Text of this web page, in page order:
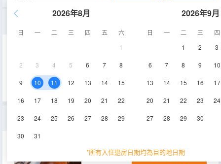
2026年8月
日 一 二 三 四 五
六
1
2 3 4 5 6 7 8
9 10 11 12 13 14 15
16 17 18 19 20 21 22
23 24 25 26 27 28 29
30 31
2026年9月
日 一 二 三
四
1
2 3
6 7 8 9 10
13 14 15 16 17
20 21 22 23 24
27 28 29 30
*所有入住退房日期均為目的地日期
空調
温馨雙棲房（親子）
55㎡ 14-18層